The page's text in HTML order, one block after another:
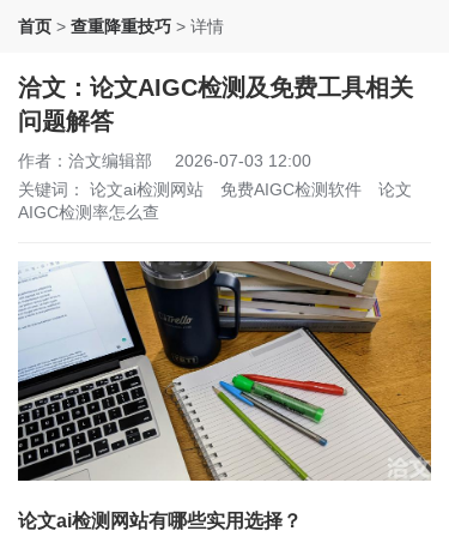
首页 > 查重降重技巧 > 详情
洽文：论文AIGC检测及免费工具相关
问题解答
作者：洽文编辑部
2026-07-03 12:00
关键词： 论文ai检测网站 免费AIGC检测软件
论文
AIGC检测率怎么查
论文ai检测网站有哪些实用选择？